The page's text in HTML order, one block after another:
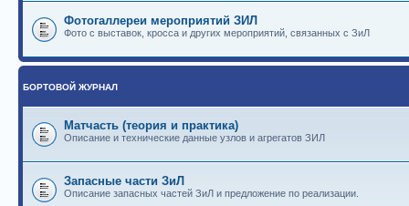
Фотогаллереи мероприятий ЗИЛ
Фото с выставок, кросса и других мероприятий, связанных с ЗиЛ
БОРТОВОЙ ЖУРНАЛ
Матчасть (теория и практика)
Описание и технические данные узлов и агрегатов ЗИЛ
Запасные части ЗиЛ
Описание запасных частей ЗиЛ и предложение по реализации.